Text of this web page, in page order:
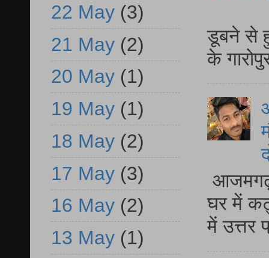
डूबने से
के
घर में
में
22 May (3)
21 May (2)
20 May (1)
19 May (1)
18 May (2)
17 May (3)
16 May (2)
13 May (1)